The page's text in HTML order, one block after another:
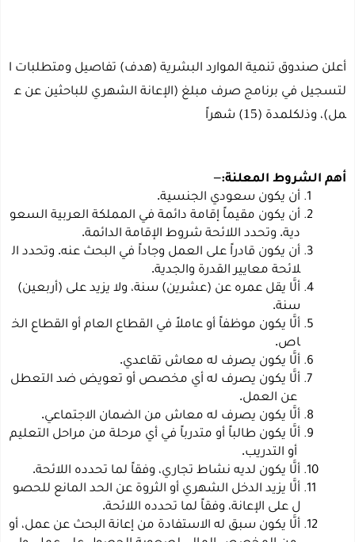
أعلن صندوق تنمية الموارد البشرية (هدف) تفاصيل ومتطلبات ا
لتسجيل في برنامج صرف مبلغ (الإعانة الشهري للباحثين عن ع
مل)، وذلكلمدة (
15
) شهراً
أهم الشروط المعلنة:–
أن يكون سعودي الجنسية.
أن يكون مقيماً إقامة دائمة في المملكة العربية السعو
دية. وتحدد اللائحة شروط الإقامة الدائمة.
أن يكون قادراً على العمل وجاداً في البحث عنه. وتحدد ال
لائحة معايير القدرة والجدية.
ألَّا يقل عمره عن (عشرين) سنة، ولا يزيد على (أربعين)
سنة.
ألَّا يكون موظفاً أو عاملاً في القطاع العام أو القطاع الخ
اص.
ألَّا يكون يصرف له معاش تقاعدي.
ألَّا يكون يصرف له أي مخصص أو تعويض ضد التعطل
عن العمل.
ألَّا يكون يصرف له معاش من الضمان الاجتماعي.
ألَّا يكون طالباً أو متدرباً في أي مرحلة من مراحل التعليم
أو التدريب.
ألَّا يكون لديه نشاط تجاري، وفقاً لما تحدده اللائحة.
ألَّا يزيد الدخل الشهري أو الثروة عن الحد المانع للحصو
ل على الإعانة، وفقاً لما تحدده اللائحة.
ألَّا يكون سبق له الاستفادة من إعانة البحث عن عمل، أو